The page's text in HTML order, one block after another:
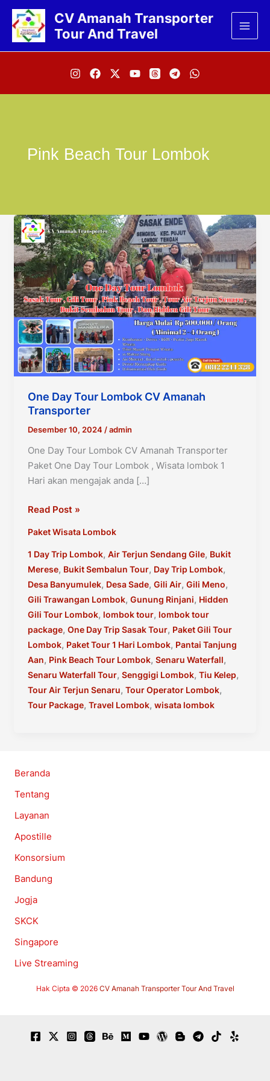
Lewati
konten
CV Amanah Transporter
Tour And Travel
Pink Beach Tour Lombok
One Day Tour Lombok CV Amanah
Transporter
Desember 10, 2024 /admin
One Day Tour Lombok CV Amanah Transporter
Paket One Day Tour Lombok , Wisata lombok 1
Hari akan mengajak anda […]
One
Tour
Lombok
CV
Amanah
Transporter
Read Post »
Paket Wisata Lombok
1 Day Trip Lombok, Air Terjun Sendang Gile, Bukit
Merese, Bukit Sembalun Tour, Day Trip Lombok,
Desa Banyumulek, Desa Sade, Gili Air, Gili Meno,
Gili Trawangan Lombok, Gunung Rinjani, Hidden
Gili Tour Lombok, lombok tour, lombok tour
package, One Day Trip Sasak Tour, Paket Gili Tour
Lombok, Paket Tour 1 Hari Lombok, Pantai Tanjung
Aan, Pink Beach Tour Lombok, Senaru Waterfall,
Senaru Waterfall Tour, Senggigi Lombok, Tiu Kelep,
Tour Air Terjun Senaru, Tour Operator Lombok,
Tour Package, Travel Lombok, wisata lombok
Beranda
Tentang
Layanan
Apostille
Konsorsium
Bandung
Jogja
SKCK
Singapore
Live Streaming
Hak Cipta © 2026 CV Amanah Transporter Tour And Travel